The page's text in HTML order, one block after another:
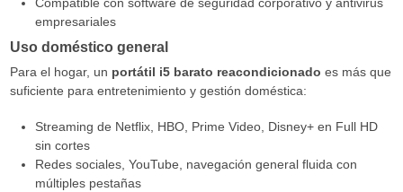
empresariales
Uso doméstico general
Para el hogar, un portátil i5 barato reacondicionado es más que
suficiente para entretenimiento y gestión doméstica:
Streaming de Netflix, HBO, Prime Video, Disney+ en Full HD
sin cortes
Redes sociales, YouTube, navegación general fluida con
múltiples pestañas